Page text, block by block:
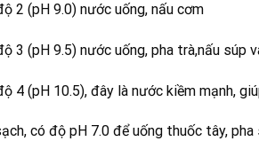
2 (pH 9.0) nước uống, nấu cơm
3 (pH 9.5) nước uống, pha trà,nấu súp
4 (pH 10.5), đây là nước kiềm mạnh,
có độ pH 7.0 để uống thuốc tây,